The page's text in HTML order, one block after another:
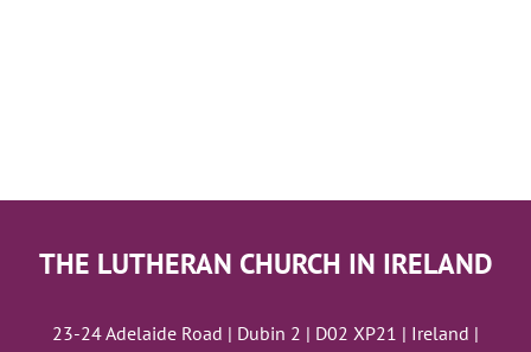
THE LUTHERAN CHURCH IN IRELAND
23-24 Adelaide Road | Dubin 2 | D02 XP21 | Ireland |